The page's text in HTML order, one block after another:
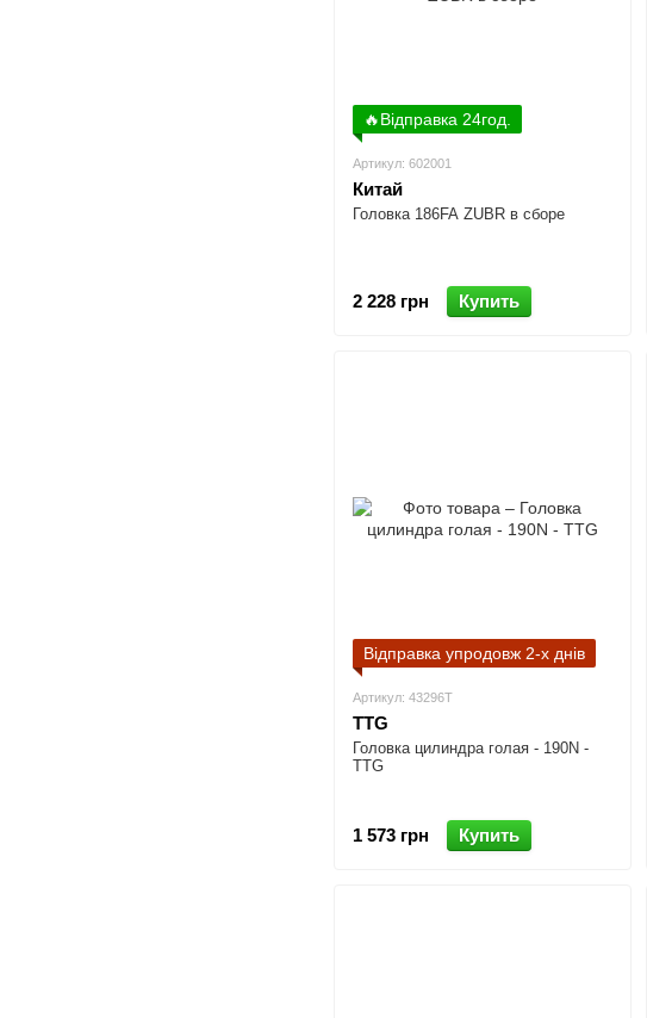
🔥Відправка 24год.
Артикул: 602001
Китай
Головка 186FA ZUBR в сборе
2 228 грн Купить
Відправка упродовж 2-х днів
Артикул: 43296T
TTG
Головка цилиндра голая - 190N -
TTG
1 573 грн Купить